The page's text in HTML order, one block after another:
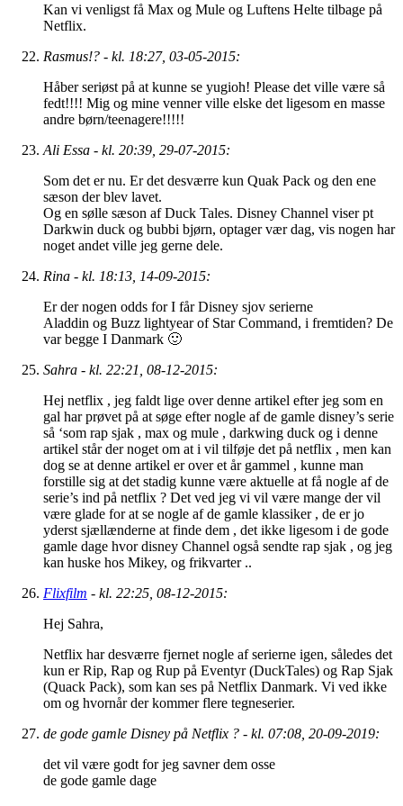
Kan vi venligst få Max og Mule og Luftens Helte tilbage på
Netflix.
Rasmus!? - kl. 18:27, 03-05-2015:
Håber seriøst på at kunne se yugioh! Please det ville være så
fedt!!!! Mig og mine venner ville elske det ligesom en masse
andre børn/teenagere!!!!!
Ali Essa - kl. 20:39, 29-07-2015:
Som det er nu. Er det desværre kun Quak Pack og den ene
sæson der blev lavet.
Og en sølle sæson af Duck Tales. Disney Channel viser pt
Darkwin duck og bubbi bjørn, optager vær dag, vis nogen har
noget andet ville jeg gerne dele.
Rina - kl. 18:13, 14-09-2015:
Er der nogen odds for I får Disney sjov serierne
Aladdin og Buzz lightyear of Star Command, i fremtiden? De
var begge I Danmark 🙂
Sahra - kl. 22:21, 08-12-2015:
Hej netflix , jeg faldt lige over denne artikel efter jeg som en
gal har prøvet på at søge efter nogle af de gamle disney’s serie
så ‘som rap sjak , max og mule , darkwing duck og i denne
artikel står der noget om at i vil tilføje det på netflix , men kan
dog se at denne artikel er over et år gammel , kunne man
forstille sig at det stadig kunne være aktuelle at få nogle af de
serie’s ind på netflix ? Det ved jeg vi vil være mange der vil
være glade for at se nogle af de gamle klassiker , de er jo
yderst sjællænderne at finde dem , det ikke ligesom i de gode
gamle dage hvor disney Channel også sendte rap sjak , og jeg
kan huske hos Mikey, og frikvarter ..
Flixfilm - kl. 22:25, 08-12-2015:
Hej Sahra,
Netflix har desværre fjernet nogle af serierne igen, således det
kun er Rip, Rap og Rup på Eventyr (DuckTales) og Rap Sjak
(Quack Pack), som kan ses på Netflix Danmark. Vi ved ikke
om og hvornår der kommer flere tegneserier.
de gode gamle Disney på Netflix ? - kl. 07:08, 20-09-2019:
det vil være godt for jeg savner dem osse
de gode gamle dage